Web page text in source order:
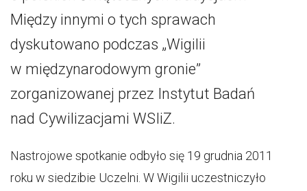
Między innymi o tych sprawach
dyskutowano podczas „Wigilii
w międzynarodowym gronie”
zorganizowanej przez Instytut Badań
nad Cywilizacjami WSIiZ.
Nastrojowe spotkanie odbyło się 19 grudnia 2011
roku w siedzibie Uczelni. W Wigilii uczestniczyło